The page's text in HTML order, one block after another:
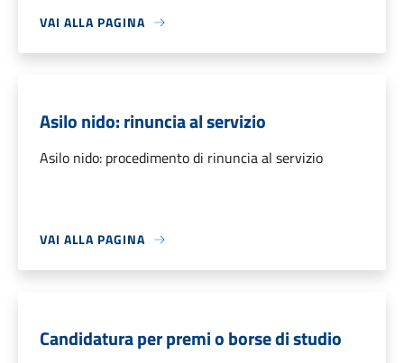
VAI ALLA PAGINA
Asilo nido: rinuncia al servizio
Asilo nido: procedimento di rinuncia al servizio
VAI ALLA PAGINA
Candidatura per premi o borse di studio